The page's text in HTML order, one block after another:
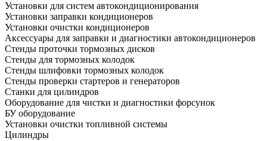
Установки для систем автокондиционирования
Установки заправки кондиционеров
Установки очистки кондиционеров
Аксессуары для заправки и диагностики автокондиционеров
Стенды проточки тормозных дисков
Стенды для тормозных колодок
Стенды шлифовки тормозных колодок
Стенды проверки стартеров и генераторов
Станки для цилиндров
Оборудование для чистки и диагностики форсунок
БУ оборудование
Установки очистки топливной системы
Цилиндры